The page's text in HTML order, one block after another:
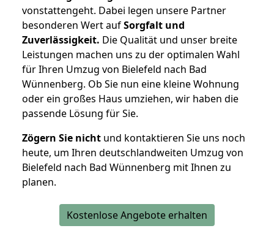
vonstattengeht. Dabei legen unsere Partner
besonderen Wert aufSorgfalt und
Zuverlässigkeit. Die Qualität und unser breite
Leistungen machen uns zu der optimalen Wahl
für Ihren Umzug von Bielefeld nach Bad
Wünnenberg. Ob Sie nun eine kleine Wohnung
oder ein großes Haus umziehen, wir haben die
passende Lösung für Sie.
Zögern Sie nicht und kontaktieren Sie uns noch
heute, um Ihren deutschlandweiten Umzug von
Bielefeld nach Bad Wünnenberg mit Ihnen zu
planen.
Kostenlose Angebote erhalten